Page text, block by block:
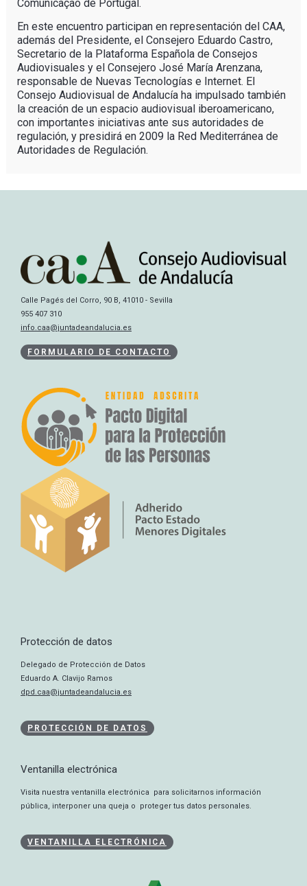
Comunicaçao de Portugal.
En este encuentro participan en representación del CAA,
además del Presidente, el Consejero Eduardo Castro,
Secretario de la Plataforma Española de Consejos
Audiovisuales y el Consejero José María Arenzana,
responsable de Nuevas Tecnologías e Internet. El
Consejo Audiovisual de Andalucía ha impulsado también
la creación de un espacio audiovisual iberoamericano,
con importantes iniciativas ante sus autoridades de
regulación, y presidirá en 2009 la Red Mediterránea de
Autoridades de Regulación.
Calle Pagés del Corro, 90 B, 41010 - Sevilla
955 407 310
info.caa@juntadeandalucia.es
FORMULARIO DE CONTACTO
Protección de datos
Delegado de Protección de Datos
Eduardo A. Clavijo Ramos
dpd.caa@juntadeandalucia.es
PROTECCIÓN DE DATOS
Ventanilla electrónica
Visita nuestra ventanilla electrónica para solicitarnos información
pública, interponer una queja o proteger tus datos personales.
VENTANILLA ELECTRÓNICA